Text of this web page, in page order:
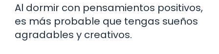
Al dormir con pensamientos positivos,
es más probable que tengas sueños
agradables y creativos.